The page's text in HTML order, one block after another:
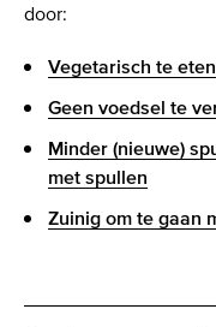
door:
Vegetarisch te eten
Geen voedsel te
Minder (nieuwe)
met spullen
Zuinig om te gaan